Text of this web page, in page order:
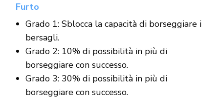
Furto
Grado 1: Sblocca la capacità di borseggiare i
bersagli.
Grado 2: 10% di possibilità in più di
borseggiare con successo.
Grado 3: 30% di possibilità in più di
borseggiare con successo.